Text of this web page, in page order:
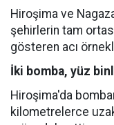
Hiroşima ve
şehirlerin tam
gösteren acı
İki bomba, yüz
Hiroşima'da
kilometrelerce